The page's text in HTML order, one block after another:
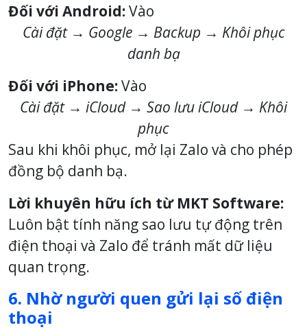
Đối với Android:Vào
Cài đặt → Google → Backup → Khôi phục
danh bạ
Đối với iPhone:Vào
Cài đặt → iCloud → Sao lưu iCloud → Khôi
phục
Sau khi khôi phục, mở lại Zalo và cho phép
đồng bộ danh bạ.
Lời khuyên hữu ích từ MKT Software:
Luôn bật tính năng sao lưu tự động trên
điện thoại và Zalo để tránh mất dữ liệu
quan trọng.
6. Nhờ người quen gửi lại số điện
thoại